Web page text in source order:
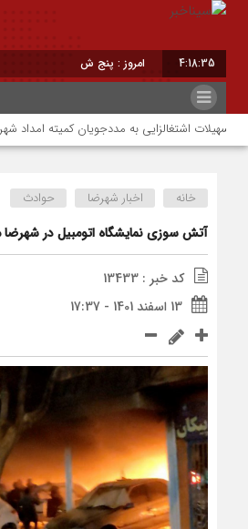
4:18:35 امروز : پنج شنبه - ۱۵ مرداد - ۱۴۰۵
خانه اخبار شهرضا حوادث
آتش سوزی نمایشگاه اتومبیل در شهرضا
کد خبر : 13433
13 اسفند 1401 - 17:37